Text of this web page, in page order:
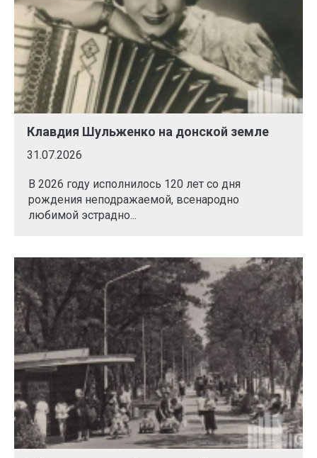
Клавдия Шульженко на донской земле
31.07.2026
В 2026 году исполнилось 120 лет со дня
рождения неподражаемой, всенародно
любимой эстрадно...